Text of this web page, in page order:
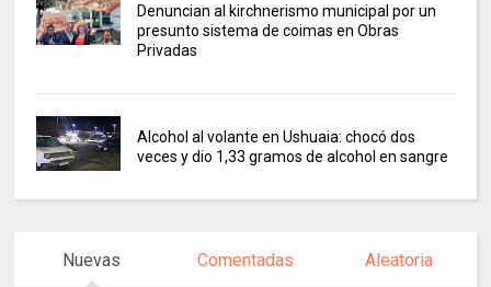
Denuncian al kirchnerismo municipal por un
presunto sistema de coimas en Obras
Privadas
Alcohol al volante en Ushuaia: chocó dos
veces y dio 1,33 gramos de alcohol en sangre
Nuevas Comentadas Aleatoria